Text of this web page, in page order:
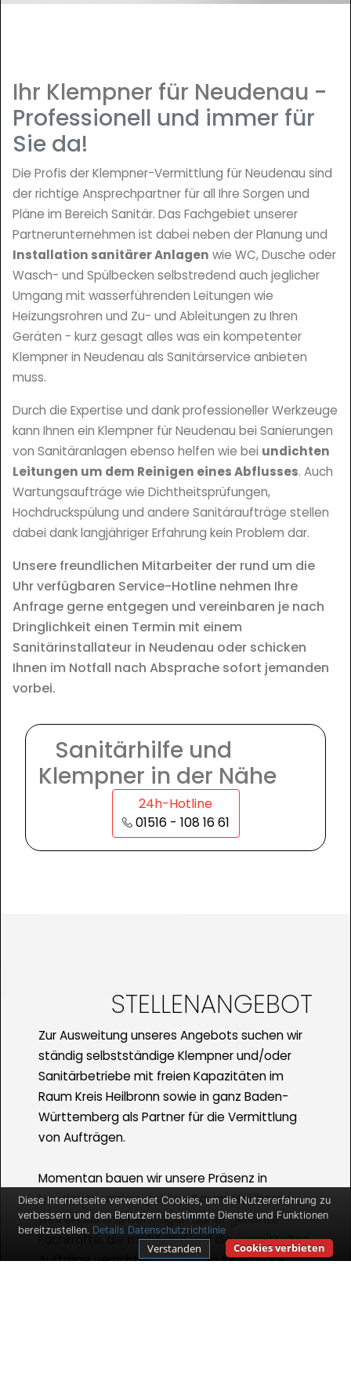
Ihr Klempner für Neudenau -
Professionell und immer für
Sie da!
Die Profis der Klempner-Vermittlung für Neudenau sind
der richtige Ansprechpartner für all Ihre Sorgen und
Pläne im Bereich Sanitär. Das Fachgebiet unserer
Partnerunternehmen ist dabei neben der Planung und
Installation sanitärer Anlagen wie WC, Dusche oder
Wasch- und Spülbecken selbstredend auch jeglicher
Umgang mit wasserführenden Leitungen wie
Heizungsrohren und Zu- und Ableitungen zu Ihren
Geräten - kurz gesagt alles was ein kompetenter
Klempner in Neudenau als Sanitärservice anbieten
muss.
Durch die Expertise und dank professioneller Werkzeuge
kann Ihnen ein Klempner für Neudenau bei Sanierungen
von Sanitäranlagen ebenso helfen wie bei undichten
Leitungen um dem Reinigen eines Abflusses. Auch
Wartungsaufträge wie Dichtheitsprüfungen,
Hochdruckspülung und andere Sanitäraufträge stellen
dabei dank langjähriger Erfahrung kein Problem dar.
Unsere freundlichen Mitarbeiter der rund um die
Uhr verfügbaren Service-Hotline nehmen Ihre
Anfrage gerne entgegen und vereinbaren je nach
Dringlichkeit einen Termin mit einem
Sanitärinstallateur in Neudenau oder schicken
Ihnen im Notfall nach Absprache sofort jemanden
vorbei.
Sanitärhilfe und
Klempner in der Nähe
24h-Hotline
01516 - 108 16 61
STELLENANGEBOT
Zur Ausweitung unseres Angebots suchen wir
ständig selbstständige Klempner und/oder
Sanitärbetriebe mit freien Kapazitäten im
Raum Kreis Heilbronn sowie in ganz Baden-
Württemberg als Partner für die Vermittlung
von Aufträgen.
Momentan bauen wir unsere Präsenz in
Neudenau und im ganzenRaum Heilbronn
weiter aus und benötigen daher gelernte
Fachkräfte, die mobil sind und die vermittelten
Aufträge verrichten. Wir bieten Ihnen gute
Diese Internetseite verwendet Cookies, um die Nutzererfahrung zu
verbessern und den Benutzern bestimmte Dienste und Funktionen
bereitzustellen. Details Datenschutzrichtlinie
Cookies verbieten
Verstanden